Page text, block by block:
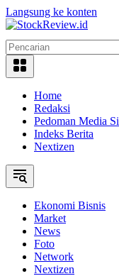
Langsung ke konten
Home
Redaksi
Pedoman Media
Indeks Berita
Nextizen
Ekonomi Bisnis
Market
News
Foto
Network
Nextizen